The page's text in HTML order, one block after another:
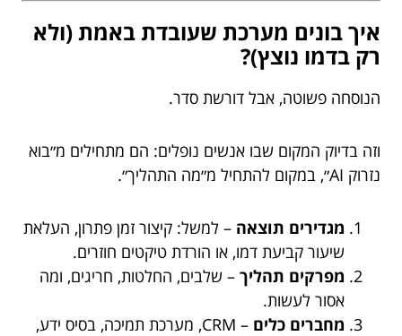
איך בונים מערכת שעובדת באמת (ולא
רק בדמו נוצץ)?
הנוסחה פשוטה, אבל דורשת סדר.
וזה בדיוק המקום שבו אנשים נופלים: הם מתחילים מ״בוא
נזרוק AI״, במקום להתחיל מ״מה התהליך״.
מגדירים תוצאה – למשל: קיצור זמן פתרון, העלאת
שיעור קביעת דמו, או הורדת טיקטים חוזרים.
מפרקים תהליך – שלבים, החלטות, חריגים, ומה
אסור לעשות.
מחברים כלים
– CRM, מערכת תמיכה, בסיס ידע,